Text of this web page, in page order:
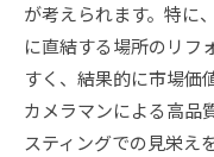
が考えられます。特に
に直結する場所のリフ
すく、結果的に市場価
カメラマンによる高品
スティングでの見栄え